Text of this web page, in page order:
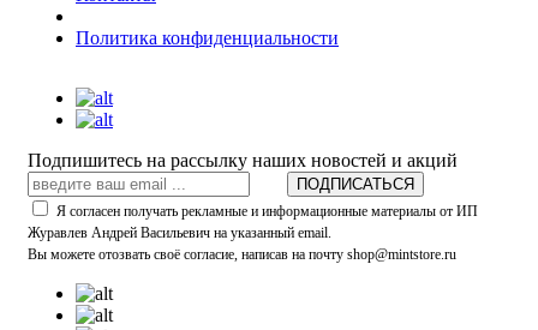
Политика конфиденциальности
Подпишитесь на рассылку наших новостей и акций
ПОДПИСАТЬСЯ
Я согласен получать рекламные и информационные материалы от ИП
Журавлев Андрей Васильевич на указанный email.
Вы можете отозвать своё согласие, написав на почту shop@mintstore.ru